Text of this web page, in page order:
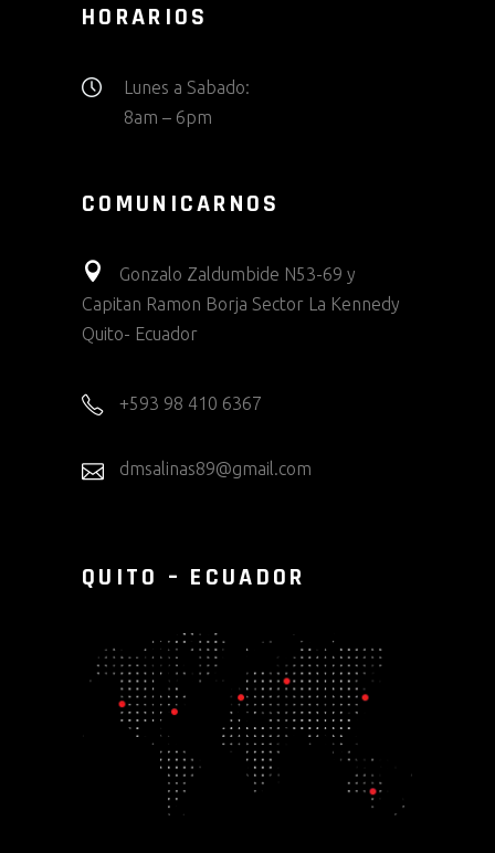
HORARIOS
Lunes a Sabado:
8am – 6pm
COMUNICARNOS
Gonzalo Zaldumbide N53-69 y
Capitan Ramon Borja Sector La Kennedy
Quito- Ecuador
+593 98 410 6367
dmsalinas89@gmail.com
QUITO – ECUADOR